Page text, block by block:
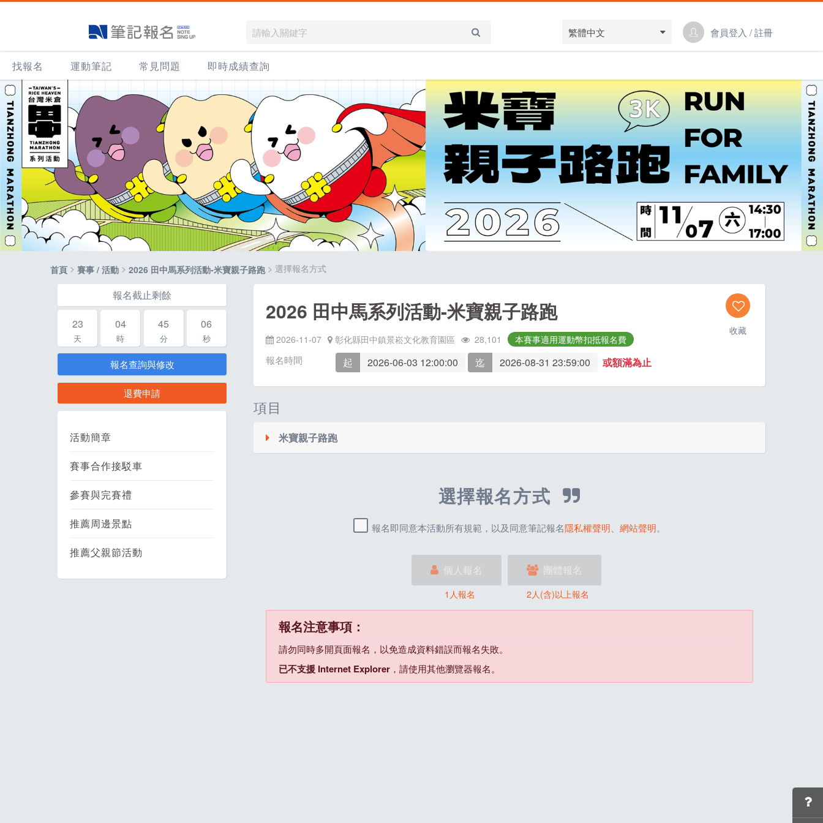
繁體中文 會員登入 / 註冊
找報名 運動筆記 常見問題 即時成績查詢
首頁 > 賽事 / 活動 > 2026 田中馬系列活動-米寶親子路跑 > 選擇報名方式
報名截止剩餘
23
天
04
時
45
分
06
秒
報名查詢與修改
退費申請
活動簡章
賽事合作接駁車
參賽與完賽禮
推薦周邊景點
推薦父親節活動
收藏
2026 田中馬系列活動-米寶親子路跑
2026-11-07 彰化縣田中鎮景崧文化教育園區 28,101 本賽事適用運動幣扣抵報名費
報名時間 起 2026-06-03 12:00:00 迄 2026-08-31 23:59:00 或額滿為止
項目
米寶親子路跑
選擇報名方式
報名即同意本活動所有規範，以及同意筆記報名隱私權聲明 網站聲明。
個人報名
1人報名
團體報名
2人(含)以上報名
報名注意事項：
請勿同時多開頁面報名，以免造成資料錯誤而報名失敗。
已不支援 Internet Explorer ，請使用其他瀏覽器報名。